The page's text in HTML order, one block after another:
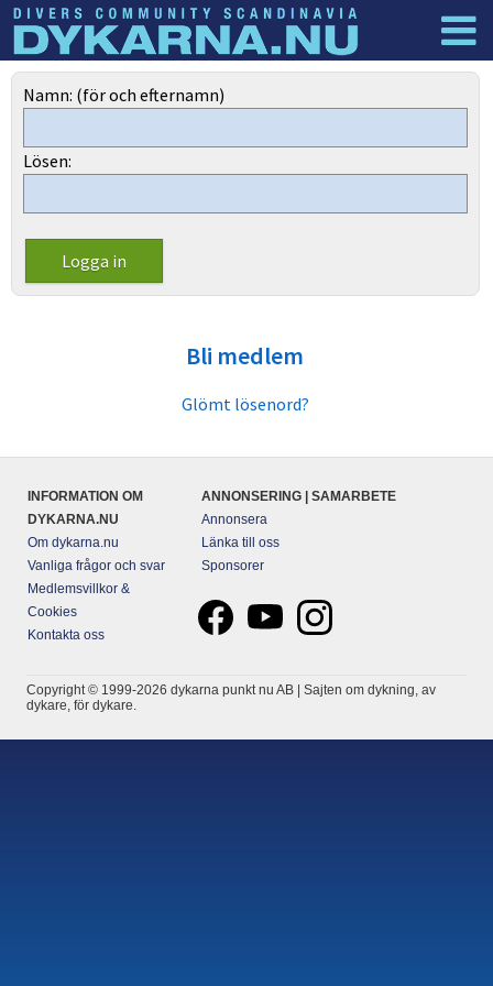
Dyknyheter
Namn: (för och efternamn)
Lösen:
Bli medlem
Glömt lösenord?
INFORMATION OM
DYKARNA.NU
Om dykarna.nu
Vanliga frågor och svar
Medlemsvillkor &
Cookies
Kontakta oss
ANNONSERING | SAMARBETE
Annonsera
Länka till oss
Sponsorer
Copyright © 1999-2026 dykarna punkt nu AB | Sajten om dykning, av
dykare, för dykare.